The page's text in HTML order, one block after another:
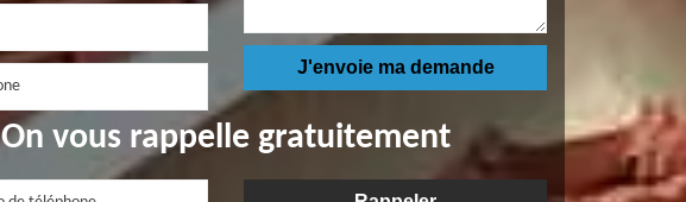
On vous rappelle gratuitement